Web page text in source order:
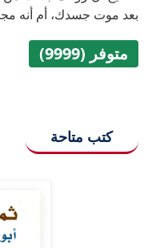
بعد موت جسدك، أم أنه
متوفر (9999)
كتب متاحة